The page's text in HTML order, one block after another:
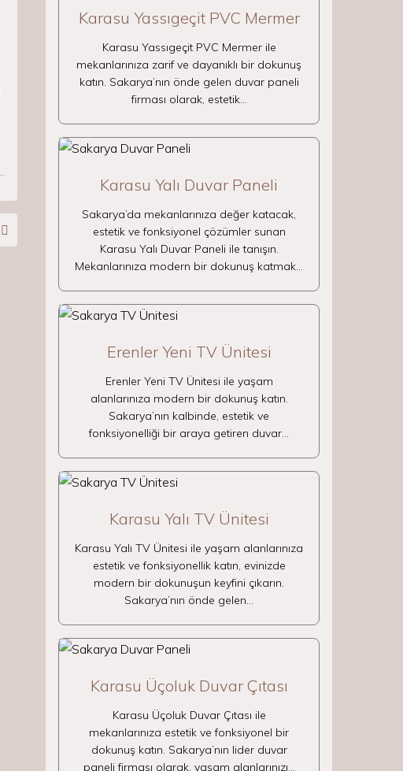
Karasu Yassıgeçit PVC Mermer
Karasu Yassıgeçit PVC Mermer ile
mekanlarınıza zarif ve dayanıklı bir dokunuş
katın. Sakarya’nın önde gelen duvar paneli
firması olarak, estetik…
Karasu Yalı Duvar Paneli
Sakarya’da mekanlarınıza değer katacak,
estetik ve fonksiyonel çözümler sunan
Karasu Yalı Duvar Paneli ile tanışın.
Mekanlarınıza modern bir dokunuş katmak…
Erenler Yeni TV Ünitesi
Erenler Yeni TV Ünitesi ile yaşam
alanlarınıza modern bir dokunuş katın.
Sakarya’nın kalbinde, estetik ve
fonksiyonelliği bir araya getiren duvar…
Karasu Yalı TV Ünitesi
Karasu Yalı TV Ünitesi ile yaşam alanlarınıza
estetik ve fonksiyonellik katın, evinizde
modern bir dokunuşun keyfini çıkarın.
Sakarya’nın önde gelen…
Karasu Üçoluk Duvar Çıtası
Karasu Üçoluk Duvar Çıtası ile
mekanlarınıza estetik ve fonksiyonel bir
dokunuş katın. Sakarya’nın lider duvar
paneli firması olarak, yaşam alanlarınızı…